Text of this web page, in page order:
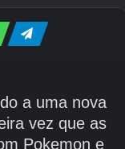
a uma nova
vez que as
Pokemon e